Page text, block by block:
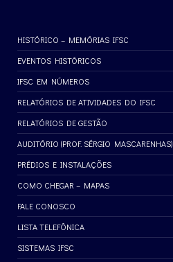
HISTÓRICO – MEMÓRIAS IFSC
EVENTOS HISTÓRICOS
IFSC EM NÚMEROS
RELATÓRIOS DE ATIVIDADES DO IFSC
RELATÓRIOS DE GESTÃO
AUDITÓRIO (PROF. SÉRGIO MASCARENHAS)
PRÉDIOS E INSTALAÇÕES
COMO CHEGAR – MAPAS
FALE CONOSCO
LISTA TELEFÔNICA
SISTEMAS IFSC